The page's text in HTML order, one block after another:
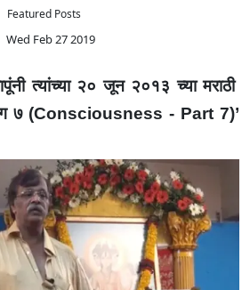
Featured Posts
Wed Feb 27 2019
त्यांच्या २० जून २०१३ च्या मराठी
७ (Consciousness - Part 7)’